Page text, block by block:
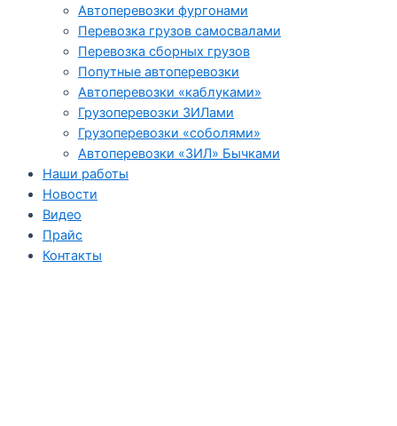
Автоперевозки фургонами
Перевозка грузов самосвалами
Перевозка сборных грузов
Попутные автоперевозки
Автоперевозки «каблуками»
Грузоперевозки ЗИЛами
Грузоперевозки «соболями»
Автоперевозки «ЗИЛ» Бычками
Наши работы
Новости
Видео
Прайс
Контакты